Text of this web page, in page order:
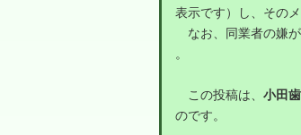
表示です）し、その
なお、同業者の嫌
。
この投稿は、 小田
のです。